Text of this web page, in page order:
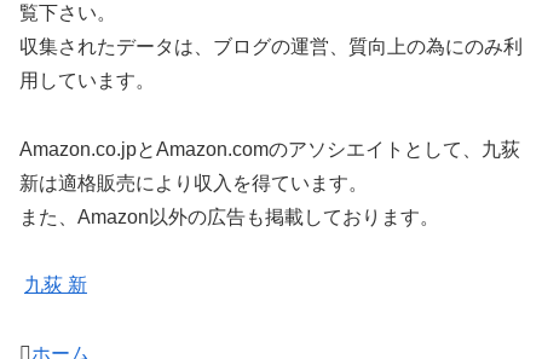
覧下さい。
収集されたデータは、ブログの運営、質向上の為にのみ利
用しています。
Amazon.co.jpとAmazon.comのアソシエイトとして、九荻
新は適格販売により収入を得ています。
また、Amazon以外の広告も掲載しております。
九荻 新
ホーム